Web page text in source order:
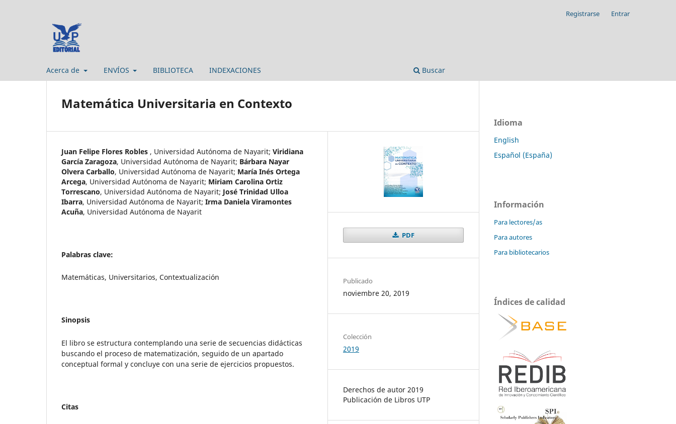
Acerca de ENVÍOS BIBLIOTECA INDEXACIONES Buscar
Registrarse Entrar
Matemática Universitaria en Contexto
Juan Felipe Flores Robles , Universidad Autónoma de Nayarit; Viridiana
García Zaragoza, Universidad Autónoma de Nayarit; Bárbara Nayar
Olvera Carballo, Universidad Autónoma de Nayarit; María Inés Ortega
Arcega, Universidad Autónoma de Nayarit; Miriam Carolina Ortiz
Torrescano, Universidad Autónoma de Nayarit; José Trinidad Ulloa
Ibarra, Universidad Autónoma de Nayarit; Irma Daniela Viramontes
Acuña, Universidad Autónoma de Nayarit
Palabras clave:
Matemáticas, Universitarios, Contextualización
Sinopsis
El libro se estructura contemplando una serie de secuencias didácticas
buscando el proceso de matematización, seguido de un apartado
conceptual formal y concluye con una serie de ejercicios propuestos.
Citas
PDF
Publicado
noviembre 20, 2019
Colección
2019
Derechos de autor 2019
Publicación de Libros UTP
Idioma
English
Español (España)
Información
Para lectores/as
Para autores
Para bibliotecarios
Índices de calidad